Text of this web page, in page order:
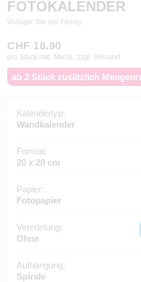
FOTOKALENDER
Vorlage: We are Family
CHF 18.90
pro Stück inkl. MwSt., zzgl. Versand
ab 2 Stück zusätzlich
Kalendertyp:
Wandkalender
Format:
20 x 20 cm
Papier:
Fotopapier
Veredelung:
Ohne
Aufhängung:
Spirale